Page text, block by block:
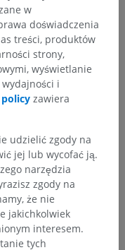
w
doświadczenia
treści, produktów
strony,
wyświetlanie
i
zawiera
udzielić zgody na
jej lub wycofać ją.
narzędzia
zgody na
że nie
jakichkolwiek
interesem.
tych